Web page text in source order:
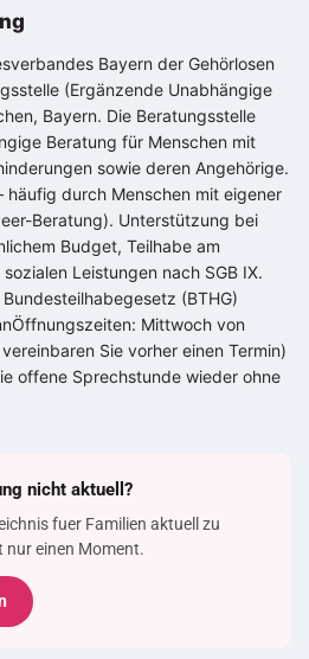
Bayern der Gehörlosen
(Ergänzende Unabhängige
Bayern. Die Beratungsstelle
Beratung für Menschen mit
sowie deren Angehörige.
häufig durch Menschen mit eigener
Beratung). Unterstützung bei
Budget, Teilhabe am
Leistungen nach SGB IX.
(BTHG)
Mittwoch von
Sie vorher einen Termin)
offene Sprechstunde wieder ohne
nicht aktuell?
fuer Familien aktuell zu
nur einen Moment.